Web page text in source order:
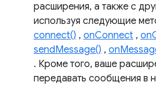
расширения, а также с
используя следующие
connect() , onConnect ,
sendMessage() ,
. Кроме того, ваше
передавать сообщения в